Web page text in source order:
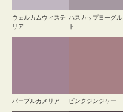
ウェルカムウィステ
リア
ハスカップヨーグル
ト
パープルカメリア ピンクジンジャー